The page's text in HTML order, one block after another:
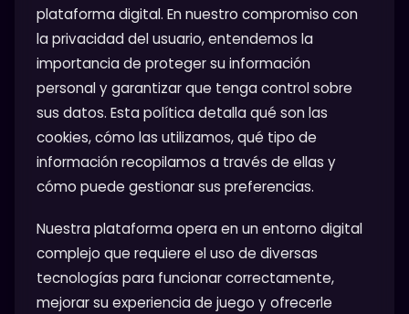
plataforma digital. En nuestro compromiso con
la privacidad del usuario, entendemos la
importancia de proteger su información
personal y garantizar que tenga control sobre
sus datos. Esta política detalla qué son las
cookies, cómo las utilizamos, qué tipo de
información recopilamos a través de ellas y
cómo puede gestionar sus preferencias.
Nuestra plataforma opera en un entorno digital
complejo que requiere el uso de diversas
tecnologías para funcionar correctamente,
mejorar su experiencia de juego y ofrecerle